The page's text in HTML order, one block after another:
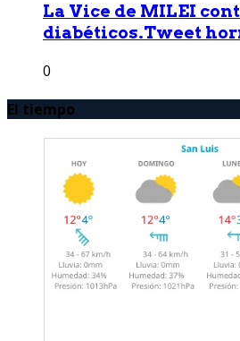
La Vice de MILEI
diabéticos.Tweet
0
El tiempo